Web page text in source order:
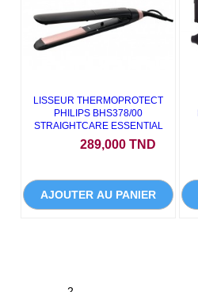
LISSEUR THERMOPROTECT
PHILIPS BHS378/00
STRAIGHTCARE ESSENTIAL
289,000 TND
AJOUTER AU PANIER